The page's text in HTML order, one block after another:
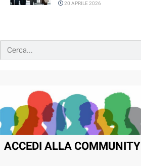
20 APRILE 2026
ACCEDI ALLA COMMUNITY